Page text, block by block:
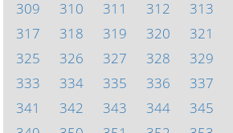
309
310 311 312 313
317
318 319 320 321
325
326 327 328 329
333
334 335 336 337
341
342 343 344 345